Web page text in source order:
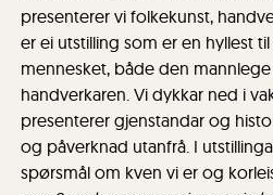
presenterer vi folkekunst,
er ei utstilling som er en hyllest
mennesket, både den
handverkaren. Vi dykkar ned i
presenterer gjenstandar og
og påverknad utanfrå. I
spørsmål om kven vi er og